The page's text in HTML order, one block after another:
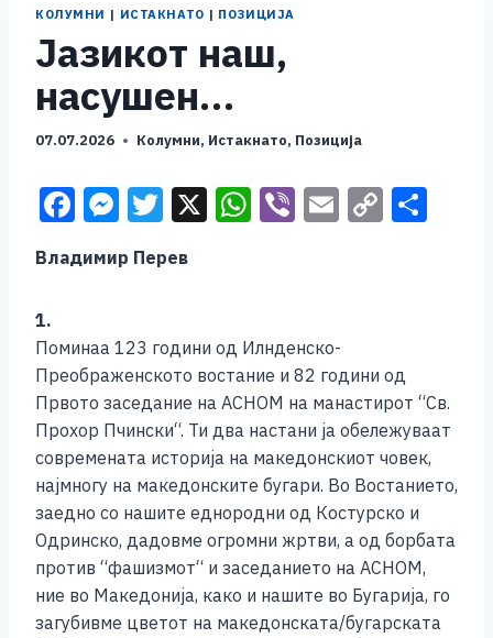
КОЛУМНИ | ИСТАКНАТО | ПОЗИЦИЈА
Јазикот наш,
насушен…
07.07.2026 Колумни, Истакнато, Позиција
F
c
b
o
o
k
M
e
ss
n
g
er
T
tt
X W
A
p
p
Vi E C
n
k
Владимир Перев
1.
Поминаа 123 години од Илнденско-
Преображенското востание и 82 години од
Првото заседание на АСНОМ на манастирот “Св.
Прохор Пчински“. Ти два настани ја обележуваат
современата историја на македонскиот човек,
најмногу на македонските бугари. Во Востанието,
заедно со нашите еднородни од Костурско и
Одринско, дадовме огромни жртви, а од борбата
против “фашизмот“ и заседанието на АСНОМ,
ние во Македонија, како и нашите во Бугарија, го
загубивме цветот на македонската/бугарската